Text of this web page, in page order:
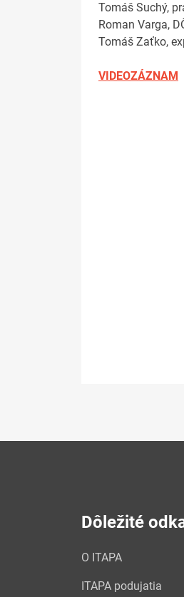
Tomáš Suchý,
Roman Varga,
Tomáš Zaťko,
VIDEOZÁZNAM
Dôležité
O ITAPA
ITAPA podujatia